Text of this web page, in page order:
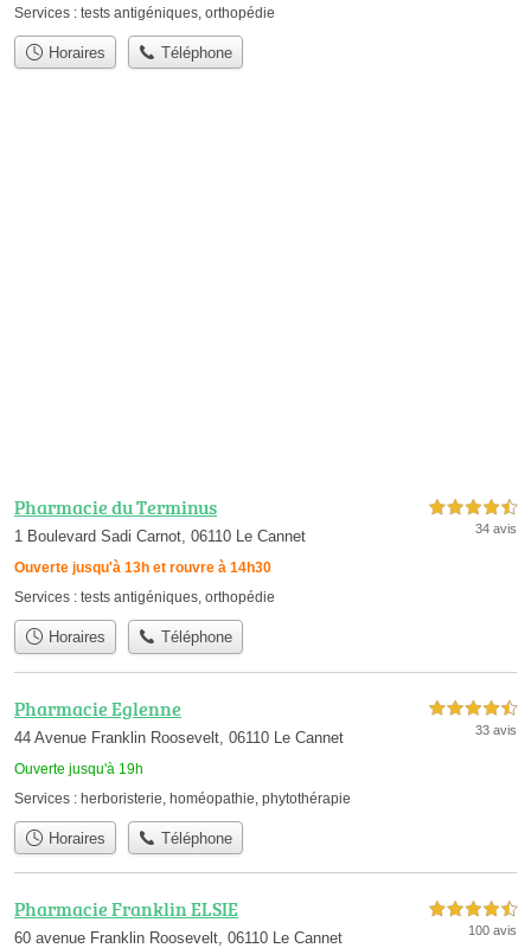
Services : tests antigéniques, orthopédie
Horaires Téléphone
Pharmacie du Terminus
1 Boulevard Sadi Carnot, 06110 Le Cannet
Ouverte jusqu'à 13h et rouvre à 14h30
4,5 étoiles sur 5
34 avis
Services : tests antigéniques, orthopédie
Horaires Téléphone
Pharmacie Eglenne
44 Avenue Franklin Roosevelt, 06110 Le Cannet
Ouverte jusqu'à 19h
4,5 étoiles sur 5
33 avis
Services : herboristerie homéopathie phytothérapie
Horaires Téléphone
Pharmacie Franklin ELSIE
60 avenue Franklin Roosevelt, 06110 Le Cannet
4,5 étoiles sur 5
100 avis